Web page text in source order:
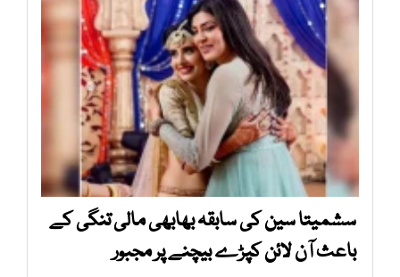
سشمیتا سین کی سابقہ بھابھی مالی تنگی کے
باعث آن لائن کپڑے بیچنے پر مجبور